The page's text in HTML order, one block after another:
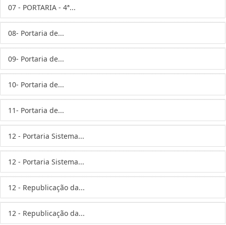
07 - PORTARIA - 4ª...
08- Portaria de...
09- Portaria de...
10- Portaria de...
11- Portaria de...
12 - Portaria Sistema...
12 - Portaria Sistema...
12 - Republicação da...
12 - Republicação da...